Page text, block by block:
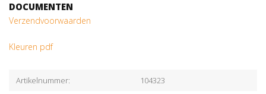
DOCUMENTEN
Verzendvoorwaarden
Kleuren pdf
Artikelnummer:
104323